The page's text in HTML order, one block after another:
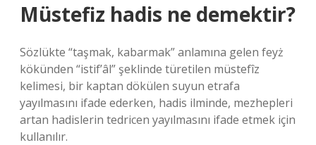
Müstefiz hadis ne demektir?
Sözlükte “taşmak, kabarmak” anlamına gelen feyż
kökünden “istif’âl” şeklinde türetilen müstefîz
kelimesi, bir kaptan dökülen suyun etrafa
yayılmasını ifade ederken, hadis ilminde, mezhepleri
artan hadislerin tedricen yayılmasını ifade etmek için
kullanılır.